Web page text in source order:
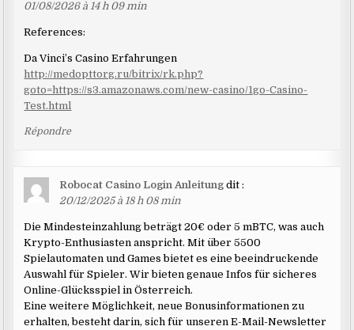
01/08/2026 à 14 h 09 min
References:
Da Vinci’s Casino Erfahrungen
http://medopttorg.ru/bitrix/rk.php?
goto=https://s3.amazonaws.com/new-casino/1go-Casino-
Test.html
Répondre
Robocat Casino Login Anleitung dit :
20/12/2025 à 18 h 08 min
Die Mindesteinzahlung beträgt 20€ oder 5 mBTC, was auch
Krypto-Enthusiasten anspricht. Mit über 5500
Spielautomaten und Games bietet es eine beeindruckende
Auswahl für Spieler. Wir bieten genaue Infos für sicheres
Online-Glücksspiel in Österreich.
Eine weitere Möglichkeit, neue Bonusinformationen zu
erhalten, besteht darin, sich für unseren E-Mail-Newsletter